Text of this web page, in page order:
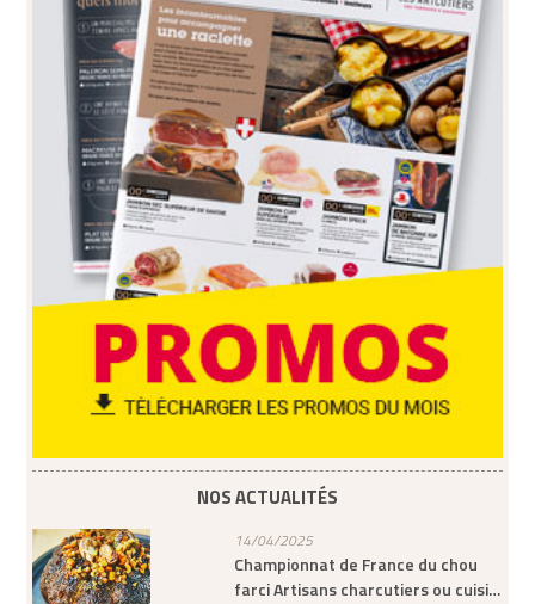
NOS ACTUALITÉS
14/04/2025
Championnat de France du chou
farci Artisans charcutiers ou cuisi…